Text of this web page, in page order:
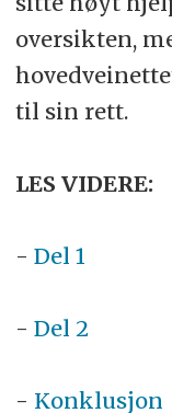
oversikten,
til sin rett.
LES VIDERE:
- Del 1
- Del 2
- Konklusjon